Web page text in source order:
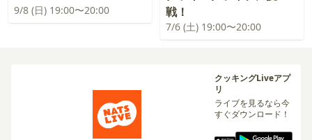
9/8 (日) 19:00〜20:00
戦！
7/6 (土) 19:00〜20:00
クッキングLiveアプ
リ
ライブを見るなら今
すぐダウンロード！